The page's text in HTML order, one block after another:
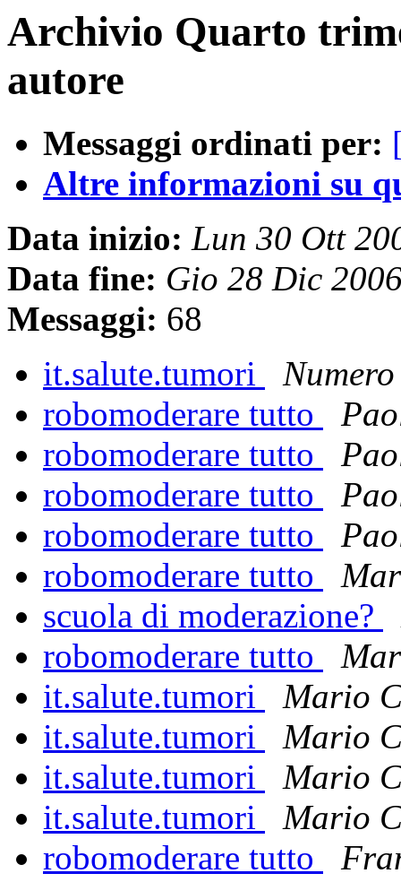
Archivio Quarto
autore
Messaggi ordinati per:
Altre informazioni su
Data inizio: Lun 30 Ott
Data fine: Gio 28 Dic
Messaggi: 68
it.salute.tumori
robomoderare tutto
robomoderare tutto
robomoderare tutto
robomoderare tutto
robomoderare tutto
scuola di moderazione?
robomoderare tutto
it.salute.tumori
Mario
it.salute.tumori
Mario
it.salute.tumori
Mario
it.salute.tumori
Mario
robomoderare tutto